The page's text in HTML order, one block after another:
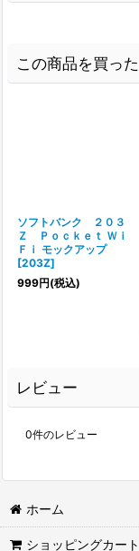
この商品を買っ
ソフトバンク ２０３
Ｚ Ｐｏｃｋｅｔ Ｗｉ
Ｆｉ モックアップ
[203Z]
999円(税込)
レビュー
0件のレビュー
ホーム
ショッピングカート